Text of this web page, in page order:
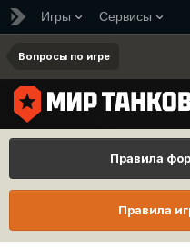
Игры Сервисы
Вопросы по игре
Правила
Правила